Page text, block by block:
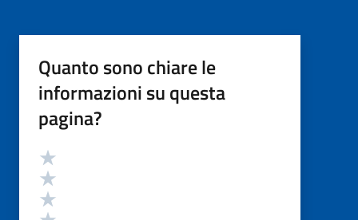
Quanto sono chiare le
informazioni su questa
pagina?
Valutazione